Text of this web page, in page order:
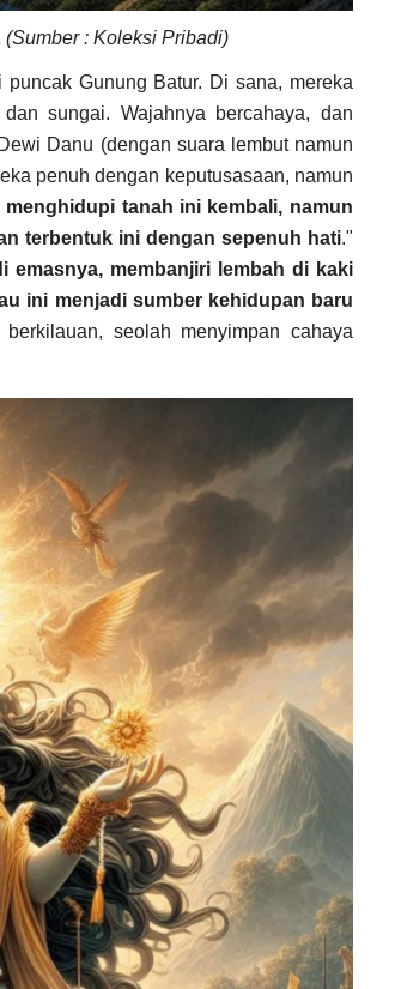
: Koleksi Pribadi)
Gunung Batur. Di sana, mereka
sungai. Wajahnya bercahaya, dan
Dewi Danu (dengan suara lembut namun
penuh dengan keputusasaan, namun
tanah ini kembali, namun
terbentuk ini dengan sepenuh hati."
emasnya, membanjiri lembah di kaki
ini menjadi sumber kehidupan baru
seolah menyimpan cahaya